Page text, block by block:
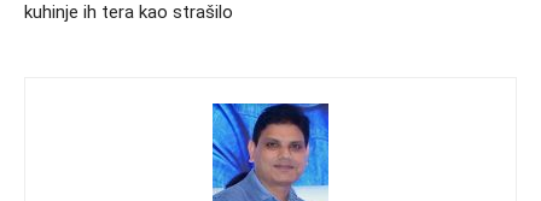
kuhinje ih tera kao strašilo